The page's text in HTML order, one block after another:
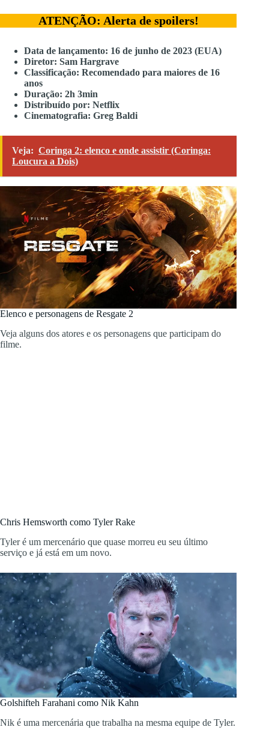
ATENÇÃO: Alerta de spoilers!
Data de lançamento: 16 de junho de 2023 (EUA)
Diretor: Sam Hargrave
Classificação: Recomendado para maiores de 16
anos
Duração: 2h 3min
Distribuído por: Netflix
Cinematografia: Greg Baldi
Veja: Coringa 2: elenco e onde assistir (Coringa:
Loucura a Dois)
Elenco e personagens de Resgate 2
Veja alguns dos atores e os personagens que participam do
filme.
Chris Hemsworth como Tyler Rake
Tyler é um mercenário que quase morreu eu seu último
serviço e já está em um novo.
Golshifteh Farahani como Nik Kahn
Nik é uma mercenária que trabalha na mesma equipe de Tyler.